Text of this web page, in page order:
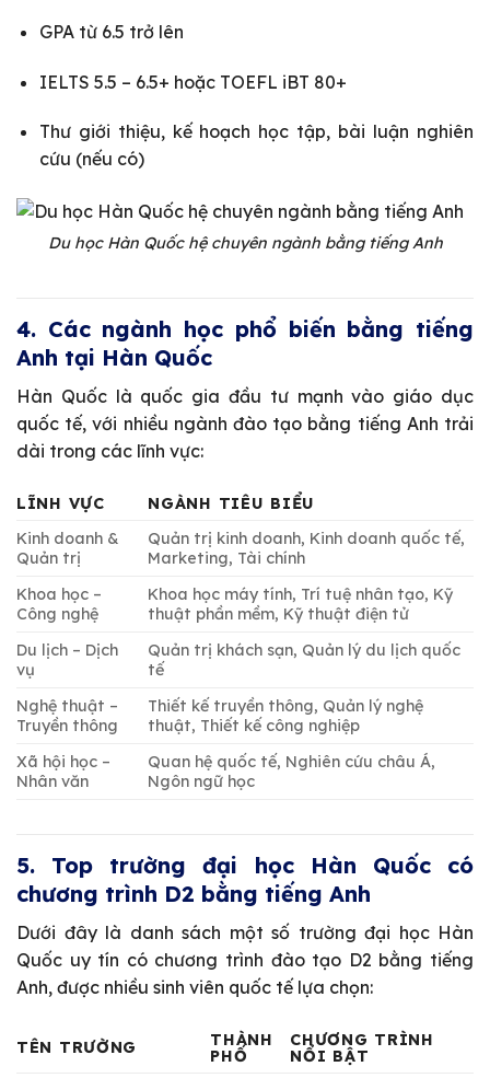
GPA từ 6.5 trở lên
IELTS 5.5 – 6.5+ hoặc TOEFL iBT 80+
Thư giới thiệu, kế hoạch học tập, bài luận nghiên
cứu (nếu có)
Du học Hàn Quốc hệ chuyên ngành bằng tiếng Anh
4. Các ngành học phổ biến bằng tiếng
Anh tại Hàn Quốc
Hàn Quốc là quốc gia đầu tư mạnh vào giáo dục
quốc tế, với nhiều ngành đào tạo bằng tiếng Anh trải
dài trong các lĩnh vực:
LĨNH VỰC
NGÀNH TIÊU BIỂU
Kinh doanh &
Quản trị
Quản trị kinh doanh, Kinh doanh quốc tế,
Marketing, Tài chính
Khoa học –
Công nghệ
Khoa học máy tính, Trí tuệ nhân tạo, Kỹ
thuật phần mềm, Kỹ thuật điện tử
Du lịch – Dịch
vụ
Quản trị khách sạn, Quản lý du lịch quốc
tế
Nghệ thuật –
Truyền thông
Thiết kế truyền thông, Quản lý nghệ
thuật, Thiết kế công nghiệp
Xã hội học –
Nhân văn
Quan hệ quốc tế, Nghiên cứu châu Á,
Ngôn ngữ học
5. Top trường đại học Hàn Quốc có
chương trình D2 bằng tiếng Anh
Dưới đây là danh sách một số trường đại học Hàn
Quốc uy tín có chương trình đào tạo D2 bằng tiếng
Anh, được nhiều sinh viên quốc tế lựa chọn:
TÊN TRƯỜNG
THÀNH
PHỐ
CHƯƠNG TRÌNH
NỔI BẬT